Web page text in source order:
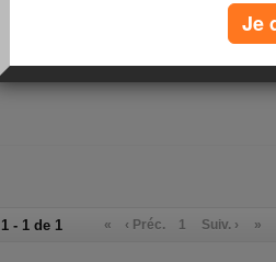
artisanale
Calories consommées :
853 kcal
1 - 1 de 1 « ‹ Préc. 1 Suiv. › »
Je